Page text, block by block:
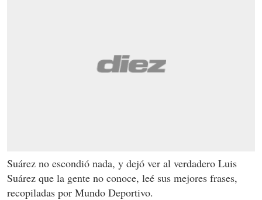
Suárez no escondió nada, y dejó ver al verdadero Luis
Suárez que la gente no conoce, leé sus mejores frases,
recopiladas por Mundo Deportivo.